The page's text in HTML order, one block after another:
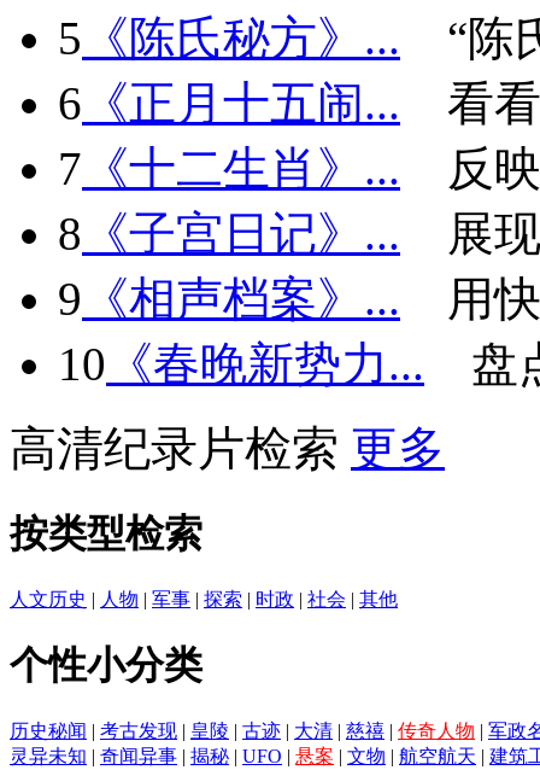
5 《陈氏秘方》...
“陈
6 《正月十五闹...
看
7 《十二生肖》...
反
8 《子宫日记》...
展
9 《相声档案》...
用
10 《春晚新势力...
盘
高清纪录片检索 更多
按类型检索
人文历史 | 人物 | 军事 | 探索 | 时政 | 社会 | 其他
个性小分类
历史秘闻 | 考古发现 | 皇陵 | 古迹 | 大清 | 慈禧 | 传奇人物 | 军政
灵异未知 | 奇闻异事 | 揭秘 | UFO | 悬案 | 文物 | 航空航天 | 建筑